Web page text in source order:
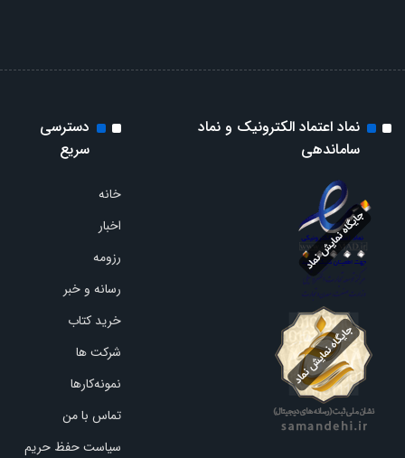
نماد اعتماد الکترونیک و نماد
ساماندهی
دسترسی
سریع
خانه
اخبار
رزومه
رسانه و خبر
خرید کتاب
شرکت ها
نمونه‌کارها
تماس با من
سیاست حفظ حریم